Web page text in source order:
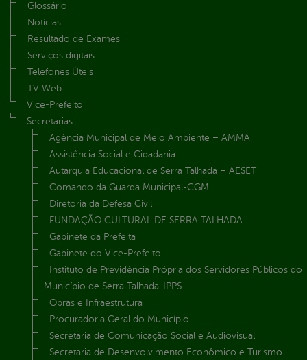
Glossário
Notícias
Resultado de Exames
Serviços digitais
Telefones Úteis
TV Web
Vice-Prefeito
Secretarias
Agência Municipal de Meio Ambiente – AMMA
Assistência Social e Cidadania
Autarquia Educacional de Serra Talhada – AESET
Comando da Guarda Municipal-CGM
Diretoria da Defesa Civil
FUNDAÇÃO CULTURAL DE SERRA TALHADA
Gabinete da Prefeita
Gabinete do Vice-Prefeito
Instituto de Previdência Própria dos Servidores Públicos do
Município de Serra Talhada-IPPS
Obras e Infraestrutura
Procuradoria Geral do Município
Secretaria de Comunicação Social e Audiovisual
Secretaria de Desenvolvimento Econômico e Turismo